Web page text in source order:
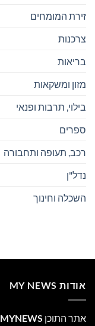
זירת המומחים
צרכנות
בריאות
מזון ומשקאות
בילוי, תרבות ופנאי
ספרים
רכב, תעופה ותחבורה
נדל"ן
השכלה וחינוך
אודות MY NEWS
אתר התוכן MYNEWS